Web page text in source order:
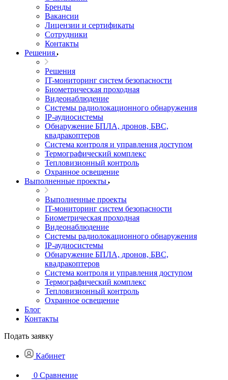
Бренды
Вакансии
Лицензии и сертификаты
Сотрудники
Контакты
Решения
Решения
IT-мониторинг систем безопасности
Биометрическая проходная
Видеонаблюдение
Системы радиолокационного обнаружения
IP-аудиосистемы
Обнаружение БПЛА, дронов, БВС,
квадракоптеров
Система контроля и управления доступом
Термографический комплекс
Тепловизионный контроль
Охранное освещение
Выполненные проекты
Выполненные проекты
IT-мониторинг систем безопасности
Биометрическая проходная
Видеонаблюдение
Системы радиолокационного обнаружения
IP-аудиосистемы
Обнаружение БПЛА, дронов, БВС,
квадракоптеров
Система контроля и управления доступом
Термографический комплекс
Тепловизионный контроль
Охранное освещение
Блог
Контакты
Подать заявку
Кабинет
0 Сравнение